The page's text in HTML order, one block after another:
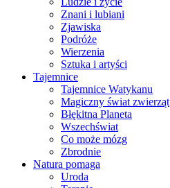
Znani i lubiani
Zjawiska
Podróże
Wierzenia
Sztuka i artyści
Tajemnice
Tajemnice Watykanu
Magiczny świat zwierząt
Błękitna Planeta
Wszechświat
Co może mózg
Zbrodnie
Natura pomaga
Uroda